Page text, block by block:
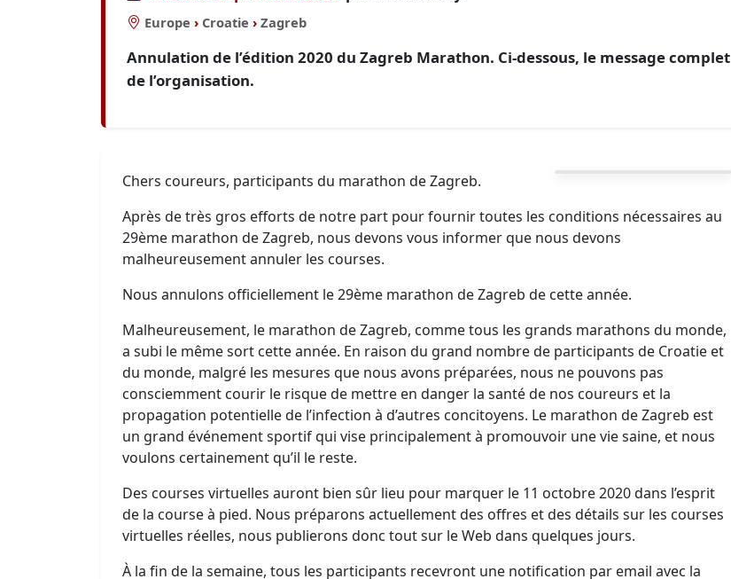
Europe › Croatie › Zagreb
Annulation de l’édition 2020 du Zagreb Marathon. Ci-dessous, le message complet
de l’organisation.
Chers coureurs, participants du marathon de Zagreb.
Après de très gros efforts de notre part pour fournir toutes les conditions nécessaires au
29ème marathon de Zagreb, nous devons vous informer que nous devons
malheureusement annuler les courses.
Nous annulons officiellement le 29ème marathon de Zagreb de cette année.
Malheureusement, le marathon de Zagreb, comme tous les grands marathons du monde,
a subi le même sort cette année. En raison du grand nombre de participants de Croatie et
du monde, malgré les mesures que nous avons préparées, nous ne pouvons pas
consciemment courir le risque de mettre en danger la santé de nos coureurs et la
propagation potentielle de l’infection à d’autres concitoyens. Le marathon de Zagreb est
un grand événement sportif qui vise principalement à promouvoir une vie saine, et nous
voulons certainement qu’il le reste.
Des courses virtuelles auront bien sûr lieu pour marquer le 11 octobre 2020 dans l’esprit
de la course à pied. Nous préparons actuellement des offres et des détails sur les courses
virtuelles réelles, nous publierons donc tout sur le Web dans quelques jours.
À la fin de la semaine, tous les participants recevront une notification par email avec la